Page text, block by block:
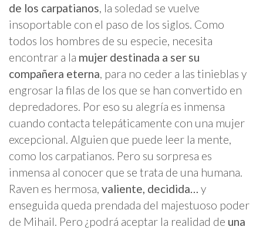
de los carpatianos, la soledad se vuelve
insoportable con el paso de los siglos. Como
todos los hombres de su especie, necesita
encontrar a la mujer destinada a ser su
compañera eterna, para no ceder a las tinieblas y
engrosar la filas de los que se han convertido en
depredadores. Por eso su alegría es inmensa
cuando contacta telepáticamente con una mujer
excepcional. Alguien que puede leer la mente,
como los carpatianos. Pero su sorpresa es
inmensa al conocer que se trata de una humana.
Raven es hermosa, valiente, decidida… y
enseguida queda prendada del majestuoso poder
de Mihail. Pero ¿podrá aceptar la realidad de una